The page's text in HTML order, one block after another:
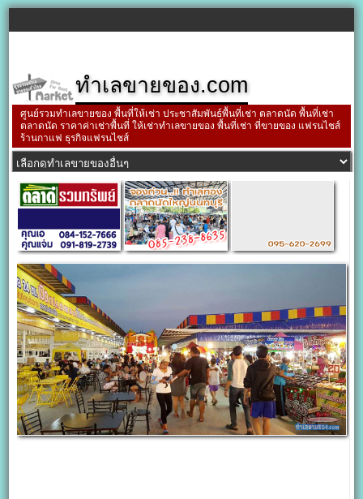
ทำเลขายของ.com
ศูนย์รวมทำเลขายของ พื้นที่ให้เช่า ประชาสัมพันธ์พื้นที่เช่า ตลาดนัด พื้นที่เช่า
ตลาดนัด ราคาค่าเช่าพื้นที่ ให้เช่าทำเลขายของ พื้นที่เช่า ที่ขายของ แฟรนไชส์
ร้านกาแฟ ธุรกิจแฟรนไชส์